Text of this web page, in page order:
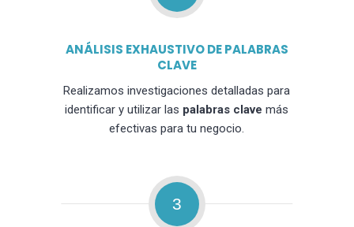
ANÁLISIS EXHAUSTIVO DE PALABRAS
CLAVE
Realizamos investigaciones detalladas para
identificar y utilizar las palabras clave más
efectivas para tu negocio.
3